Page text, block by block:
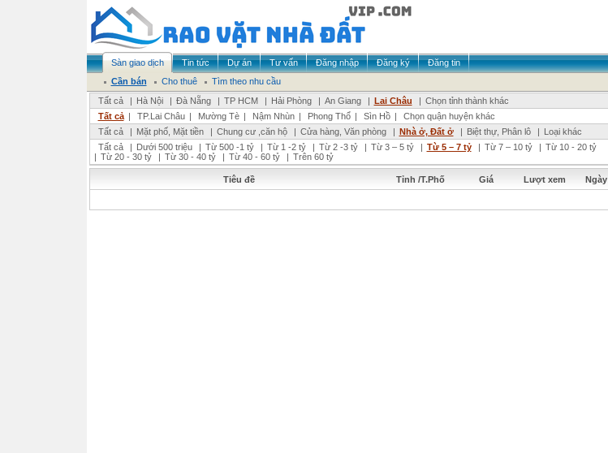
Sàn giao dịch Tin tức Dự án Tư vấn Đăng nhập Đăng ký
Đăng tin
Cần bán
Cho thuê
Tìm theo nhu cầu
Tất cả
| Hà Nội | Đà Nẵng | TP HCM | Hải Phòng | An Giang | Lai Châu | Chọn tỉnh thành khác
Tất cả | TP.Lai Châu | Mường Tè | Nậm Nhùn | Phong Thổ | Sìn Hồ |
Chọn quận huyện khác
Tất cả
| Mặt phố, Mặt tiền | Chung cư ,căn hộ | Cửa hàng, Văn phòng | Nhà ở, Đất ở | Biệt thự, Phân lô | Loại khác
Tất cả
| Dưới 500 triệu | Từ 500 -1 tỷ | Từ 1 -2 tỷ | Từ 2 -3 tỷ | Từ 3 – 5 tỷ | Từ 5 – 7 tỷ | Từ 7 – 10 tỷ | Từ 10 - 20 tỷ
| Từ 20 - 30 tỷ | Từ 30 - 40 tỷ | Từ 40 - 60 tỷ | Trên 60 tỷ
Tiêu đề Tỉnh /T.Phố Giá Lượt xem Ngày